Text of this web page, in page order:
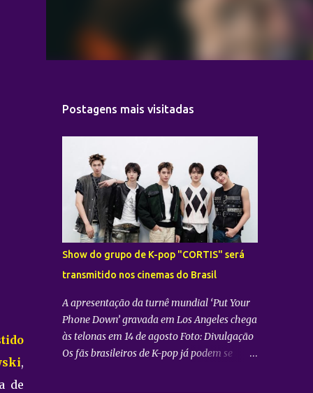
,
de
Postagens mais visitadas
Show do grupo de K-pop "CORTIS" será
transmitido nos cinemas do Brasil
A apresentação da turnê mundial ‘Put Your
Phone Down’ gravada em Los Angeles chega
às telonas em 14 de agosto Foto: Divulgação
Os fãs brasileiros de K-pop já podem se